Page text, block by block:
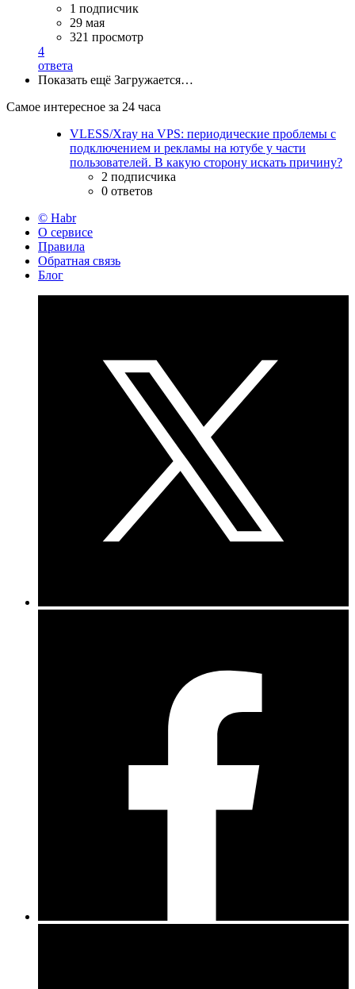
1 подписчик
29 мая
321 просмотр
4
ответа
Показать ещё Загружается…
Самое интересное за 24 часа
VLESS/Xray на VPS: периодические проблемы с
подключением и рекламы на ютубе у части
пользователей. В какую сторону искать причину?
2 подписчика
0 ответов
© Habr
О сервисе
Правила
Обратная связь
Блог